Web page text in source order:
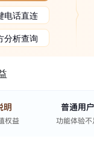
电话直连
分析查询